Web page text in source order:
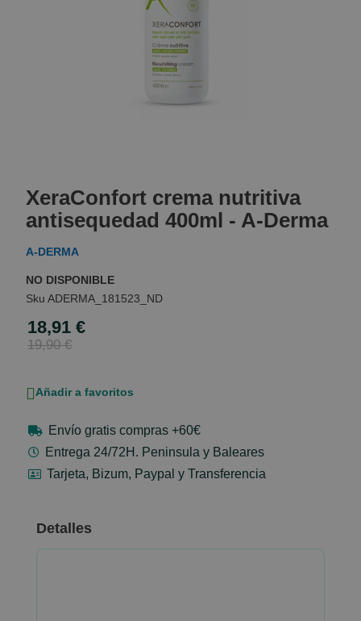
the
beginning
of
the
gallery
XeraConfort crema nutritiva
antisequedad 400ml - A-Derma
A-DERMA
NO DISPONIBLE
ADERMA_181523_ND
Special
Price
18,91 €
19,90 €
Añadir a favoritos
Envío gratis compras +60€
Entrega 24/72H. Peninsula y Baleares
Tarjeta, Bizum, Paypal y Transferencia
Detalles